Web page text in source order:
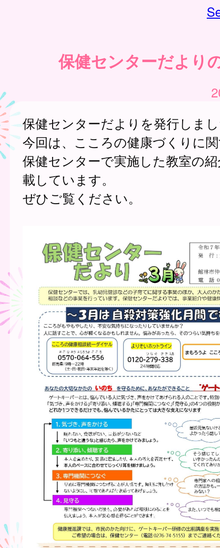
保健センターだより
保健センターだよりを発行しま
今回は、こころの健康づくりに
保健センターで実施した教室の
載しています。
ぜひご覧ください。